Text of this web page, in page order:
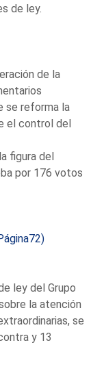
de ley.
de la
se reforma la
el control del
figura del
por 176 votos
ley del Grupo
la atención
se
y 13